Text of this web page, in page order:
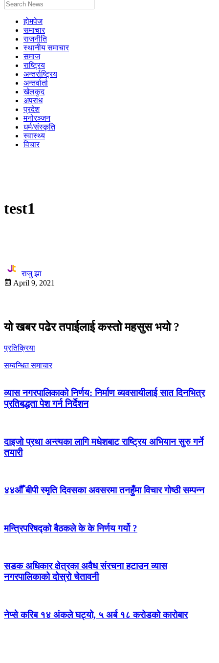
होमपेज
समाचार
राजनीति
स्थानीय समाचार
समाज
राष्ट्रिय
अन्तर्राष्ट्रिय
अन्तर्वार्ता
खेलकुद
अपराध
प्रदेश
मनोरञ्जन
धर्म/संस्कृति
स्वास्थ्य
विचार
test1
राजु झा
April 9, 2021
यो खबर पढेर तपाईलाई कस्तो महसुस भयो ?
प्रतिक्रिया
सम्बन्धित समाचार
व्यास नगरपालिकाको निर्णय: निर्माण व्यवसायीलाई सात दिनभित्र
प्रतिबद्धता पेश गर्न निर्देशन
दाइजो प्रथा अन्त्यका लागि मधेशबाट राष्ट्रिय अभियान सुरु गर्ने
तयारी
४४औँ बीपी स्मृति दिवसका अवसरमा तनहुँमा विचार गोष्ठी सम्पन्न
मन्त्रिपरिषद्को बैठकले के के निर्णय गर्यो ?
सडक अधिकार क्षेत्रका अवैध संरचना हटाउन व्यास
नगरपालिकाको दोस्रो चेतावनी
नेप्से करिब १४ अंकले घट्यो, ५ अर्ब १८ करोडको कारोबार